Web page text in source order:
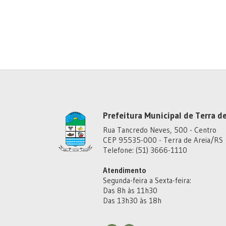
Prefeitura Municipal de Terra
Rua Tancredo Neves, 500 - Centro
CEP 95535-000 - Terra de Areia/RS
Telefone: (51) 3666-1110
Atendimento
Segunda-feira a Sexta-feira:
Das 8h às 11h30
Das 13h30 às 18h